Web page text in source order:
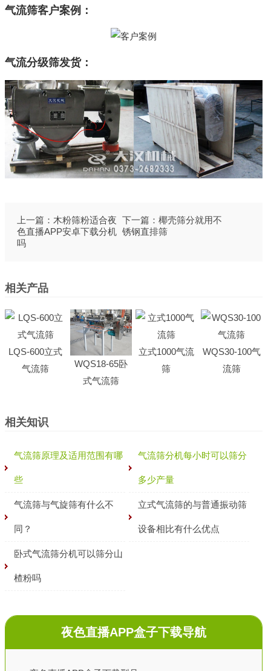
气流筛客户案例：
气流分级筛发货：
上一篇： 木粉筛粉适合夜
色直播APP安卓下载分机
吗
下一篇： 椰壳筛分就用不
锈钢直排筛
相关产品
LQS-600立式
气流筛
WQS18-65卧
式气流筛
立式1000气流
筛
WQS30-100气
流筛
相关知识
气流筛原理及适用范围有哪
些
气流筛分机每小时可以筛分
多少产量
气流筛与气旋筛有什么不
同？
立式气流筛的与普通振动筛
设备相比有什么优点
卧式气流筛分机可以筛分山
楂粉吗
夜色直播APP盒子下载导航